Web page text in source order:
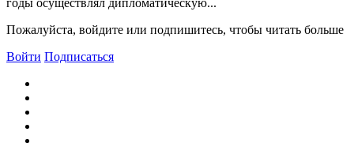
годы осуществлял дипломатическую...
Пожалуйста, войдите или подпишитесь, чтобы читать больше
Войти Подписаться